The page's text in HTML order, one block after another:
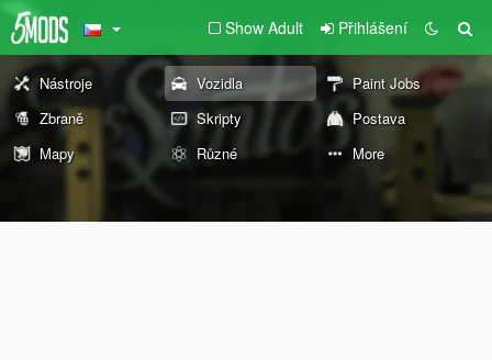
Show Adult Přihlášení
Nástroje Vozidla
Paint Jobs
Zbraně
Skripty
Postava
Mapy
Různé More